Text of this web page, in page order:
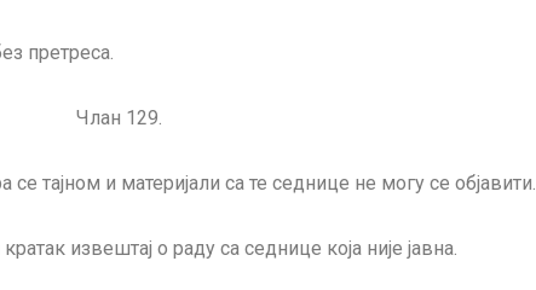
претреса.
Члан 129.
се тајном и материјали са те седнице не могу се објавити.
извештај о раду са седнице која није јавна.